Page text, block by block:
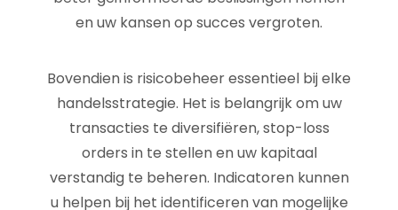
en uw kansen op succes vergroten.
Bovendien is risicobeheer essentieel bij elke
handelsstrategie. Het is belangrijk om uw
transacties te diversifiëren, stop-loss
orders in te stellen en uw kapitaal
verstandig te beheren. Indicatoren kunnen
u helpen bij het identificeren van mogelijke